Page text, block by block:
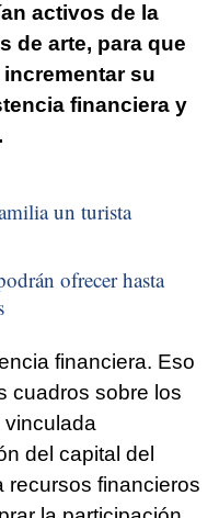
activos de la
de arte, para que
su
financiera y
un turista
ofrecer hasta
financiera. Eso
cuadros sobre los
del capital del
recursos financieros